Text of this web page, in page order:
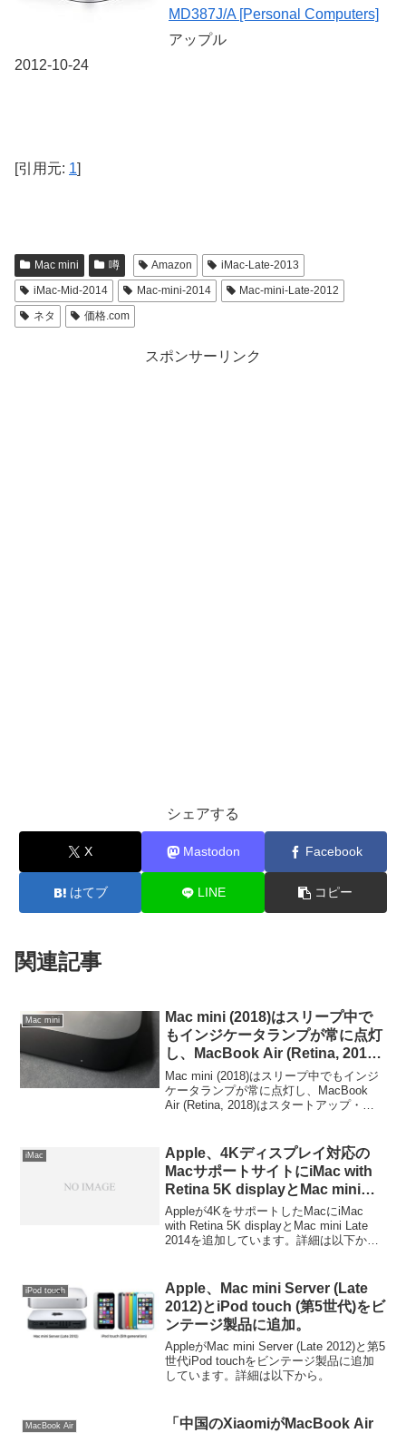
MD387J/A [Personal Computers]
アップル
2012-10-24
[引用元: 1]
Mac mini 噂 Amazon
iMac-Late-2013
iMac-Mid-2014
Mac-mini-2014
Mac-mini-Late-2012
ネタ
価格.com
スポンサーリンク
シェアする
X Mastodon Facebook
はてブ LINE コピー
関連記事
Mac mini
Mac mini (2018)はスリープ中で
もインジケータランプが常に点灯
し、MacBook Air (Retina, 2018)
はスタートアップチャイムが廃止
され任意のキーで起動する仕様
に。
Mac mini (2018)はスリープ中でもインジ
ケータランプが常に点灯し、MacBook
Air (Retina, 2018)はスタートアップ・チ
から。
iMac
Apple、4Kディスプレイ対応の
MacサポートサイトにiMac with
Retina 5K displayとMac mini
Late 2014を追加。
Appleが4KをサポートしたMacにiMac
with Retina 5K displayとMac mini Late
2014を追加しています。詳細は以下か
iPod touch
Apple、Mac mini Server (Late
2012)とiPod touch (第5世代)をビ
ンテージ製品に追加。
AppleがMac mini Server (Late 2012)と第5
世代iPod touchをビンテージ製品に追加
しています。詳細は以下から。
MacBook Air
「中国のXiaomiがMacBook Air